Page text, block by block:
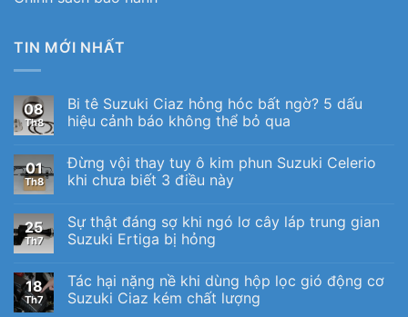
TIN MỚI NHẤT
08
Th8
Bi tê Suzuki Ciaz hỏng hóc bất ngờ? 5 dấu
hiệu cảnh báo không thể bỏ qua
01
Th8
Đừng vội thay tuy ô kim phun Suzuki Celerio
khi chưa biết 3 điều này
25
Th7
Sự thật đáng sợ khi ngó lơ cây láp trung gian
Suzuki Ertiga bị hỏng
18
Th7
Tác hại nặng nề khi dùng hộp lọc gió động cơ
Suzuki Ciaz kém chất lượng